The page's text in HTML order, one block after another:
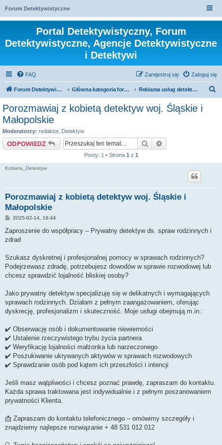
Forum Detektywistyczne
Portal Detektywistyczny, Forum
Detektywistyczne, Agencje Detektywistyczne
i Detektywi
FAQ Zaloguj się
Zarejestruj się
Forum Detektywistyczne, Detektyw Główna kategoria forum Reklama usług detektywistycznych
Porozmawiaj z kobietą detektyw woj. Śląskie i
Małopolskie
Moderatorzy: redaktor, Detektyw
ODPOWIEDZ Szukaj
Posty: 1 • Strona 1 z 1
Kobieta_Detektyw
Porozmawiaj z kobietą detektyw woj. Śląskie i
Małopolskie
P
s
2025-02-14, 16:44
Zaproszenie do współpracy – Prywatny detektyw ds. spraw rodzinnych i
zdrad
Szukasz dyskretnej i profesjonalnej pomocy w sprawach rodzinnych?
Podejrzewasz zdradę, potrzebujesz dowodów w sprawie rozwodowej lub
chcesz sprawdzić lojalność bliskiej osoby?
Jako prywatny detektyw specjalizuję się w delikatnych i wymagających
sprawach rodzinnych. Działam z pełnym zaangażowaniem, oferując
dyskrecję, profesjonalizm i skuteczność. Moje usługi obejmują m.in.:
✔️ Obserwację osób i dokumentowanie niewierności
✔️ Ustalenie rzeczywistego trybu życia partnera
✔️ Weryfikację lojalności małżonka lub narzeczonego
✔️ Poszukiwanie ukrywanych aktywów w sprawach rozwodowych
✔️ Sprawdzanie osób pod kątem ich przeszłości i intencji
Jeśli masz wątpliwości i chcesz poznać prawdę, zapraszam do kontaktu.
Każda sprawa traktowana jest indywidualnie i z pełnym poszanowaniem
prywatności Klienta.
📩 Zapraszam do kontaktu telefonicznego – omówimy szczegóły i
znajdziemy najlepsze rozwiązanie + 48 531 012 012